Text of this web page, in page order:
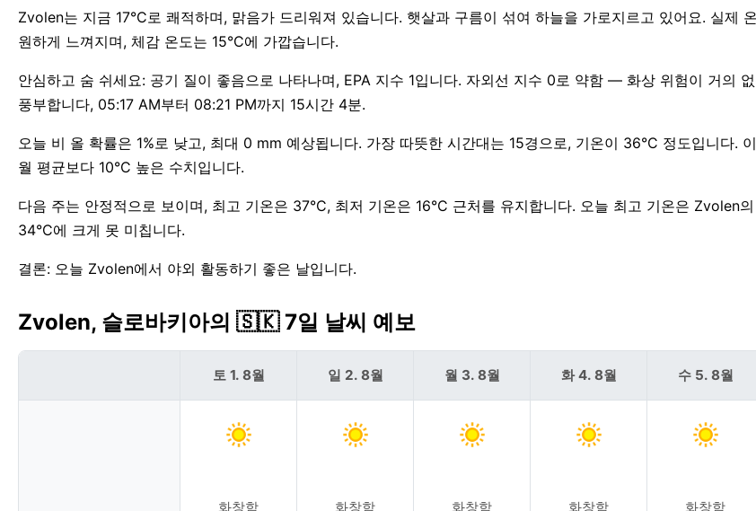
Zvolen는 지금 17°C로 쾌적하며, 맑음가 드리워져 있습니다. 햇살과 구름이 섞여 하늘을 가로지르고 있어요. 실제
원하게 느껴지며, 체감 온도는 15°C에 가깝습니다.
안심하고 숨 쉬세요: 공기 질이 좋음으로 나타나며, EPA 지수 1입니다. 자외선 지수 0로 약함 — 화상 위험이 거의
풍부합니다, 05:17 AM부터 08:21 PM까지 15시간 4분.
오늘 비 올 확률은 1%로 낮고, 최대 0 mm 예상됩니다. 가장 따뜻한 시간대는 15경으로, 기온이 36°C 정도입니다.
월 평균보다 10°C 높은 수치입니다.
다음 주는 안정적으로 보이며, 최고 기온은 37°C, 최저 기온은 16°C 근처를 유지합니다. 오늘 최고 기온은 Zvolen
34°C에 크게 못 미칩니다.
결론: 오늘 Zvolen에서 야외 활동하기 좋은 날입니다.
Zvolen, 슬로바키아의 🇸🇰 7일 날씨 예보
토 1. 8월
화창함
일 2. 8월
화창함
월 3. 8월
화창함
화 4. 8월
화창함
수 5. 8월
화창함